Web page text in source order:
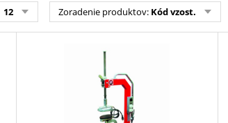
12 Zoradenie produktov: Kód vzost.